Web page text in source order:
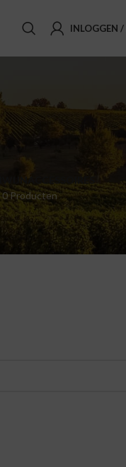
INLOGGEN /
WIJNACCESSOIRES
0 Producten